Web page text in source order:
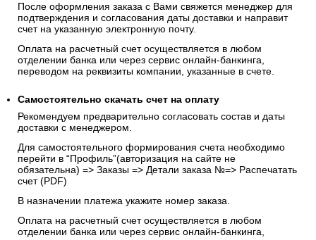
После оформления заказа с Вами свяжется менеджер для
подтверждения и согласования даты доставки и направит
счет на указанную электронную почту.
Оплата на расчетный счет осуществляется в любом
отделении банка или через сервис онлайн-банкинга,
переводом на реквизиты компании, указанные в счете.
Самостоятельно скачать счет на оплату
Рекомендуем предварительно согласовать состав и даты
доставки с менеджером.
Для самостоятельного формирования счета необходимо
перейти в “Профиль”(авторизация на сайте не
обязательна) => Заказы => Детали заказа №=> Распечатать
счет (PDF)
В назначении платежа укажите номер заказа.
Оплата на расчетный счет осуществляется в любом
отделении банка или через сервис онлайн-банкинга,